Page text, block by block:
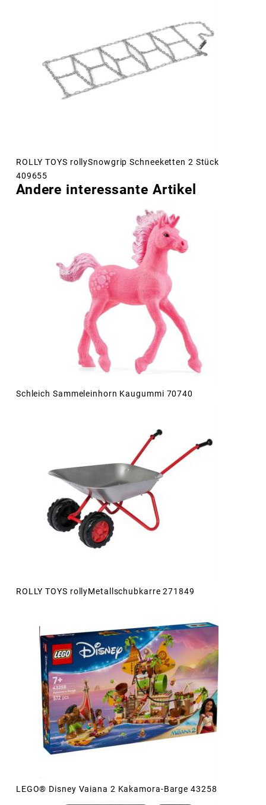
ROLLY TOYS rollySnowgrip Schneeketten 2 Stück
409655
Andere interessante Artikel
Schleich Sammeleinhorn Kaugummi 70740
ROLLY TOYS rollyMetallschubkarre 271849
LEGO® Disney Vaiana 2 Kakamora-Barge 43258